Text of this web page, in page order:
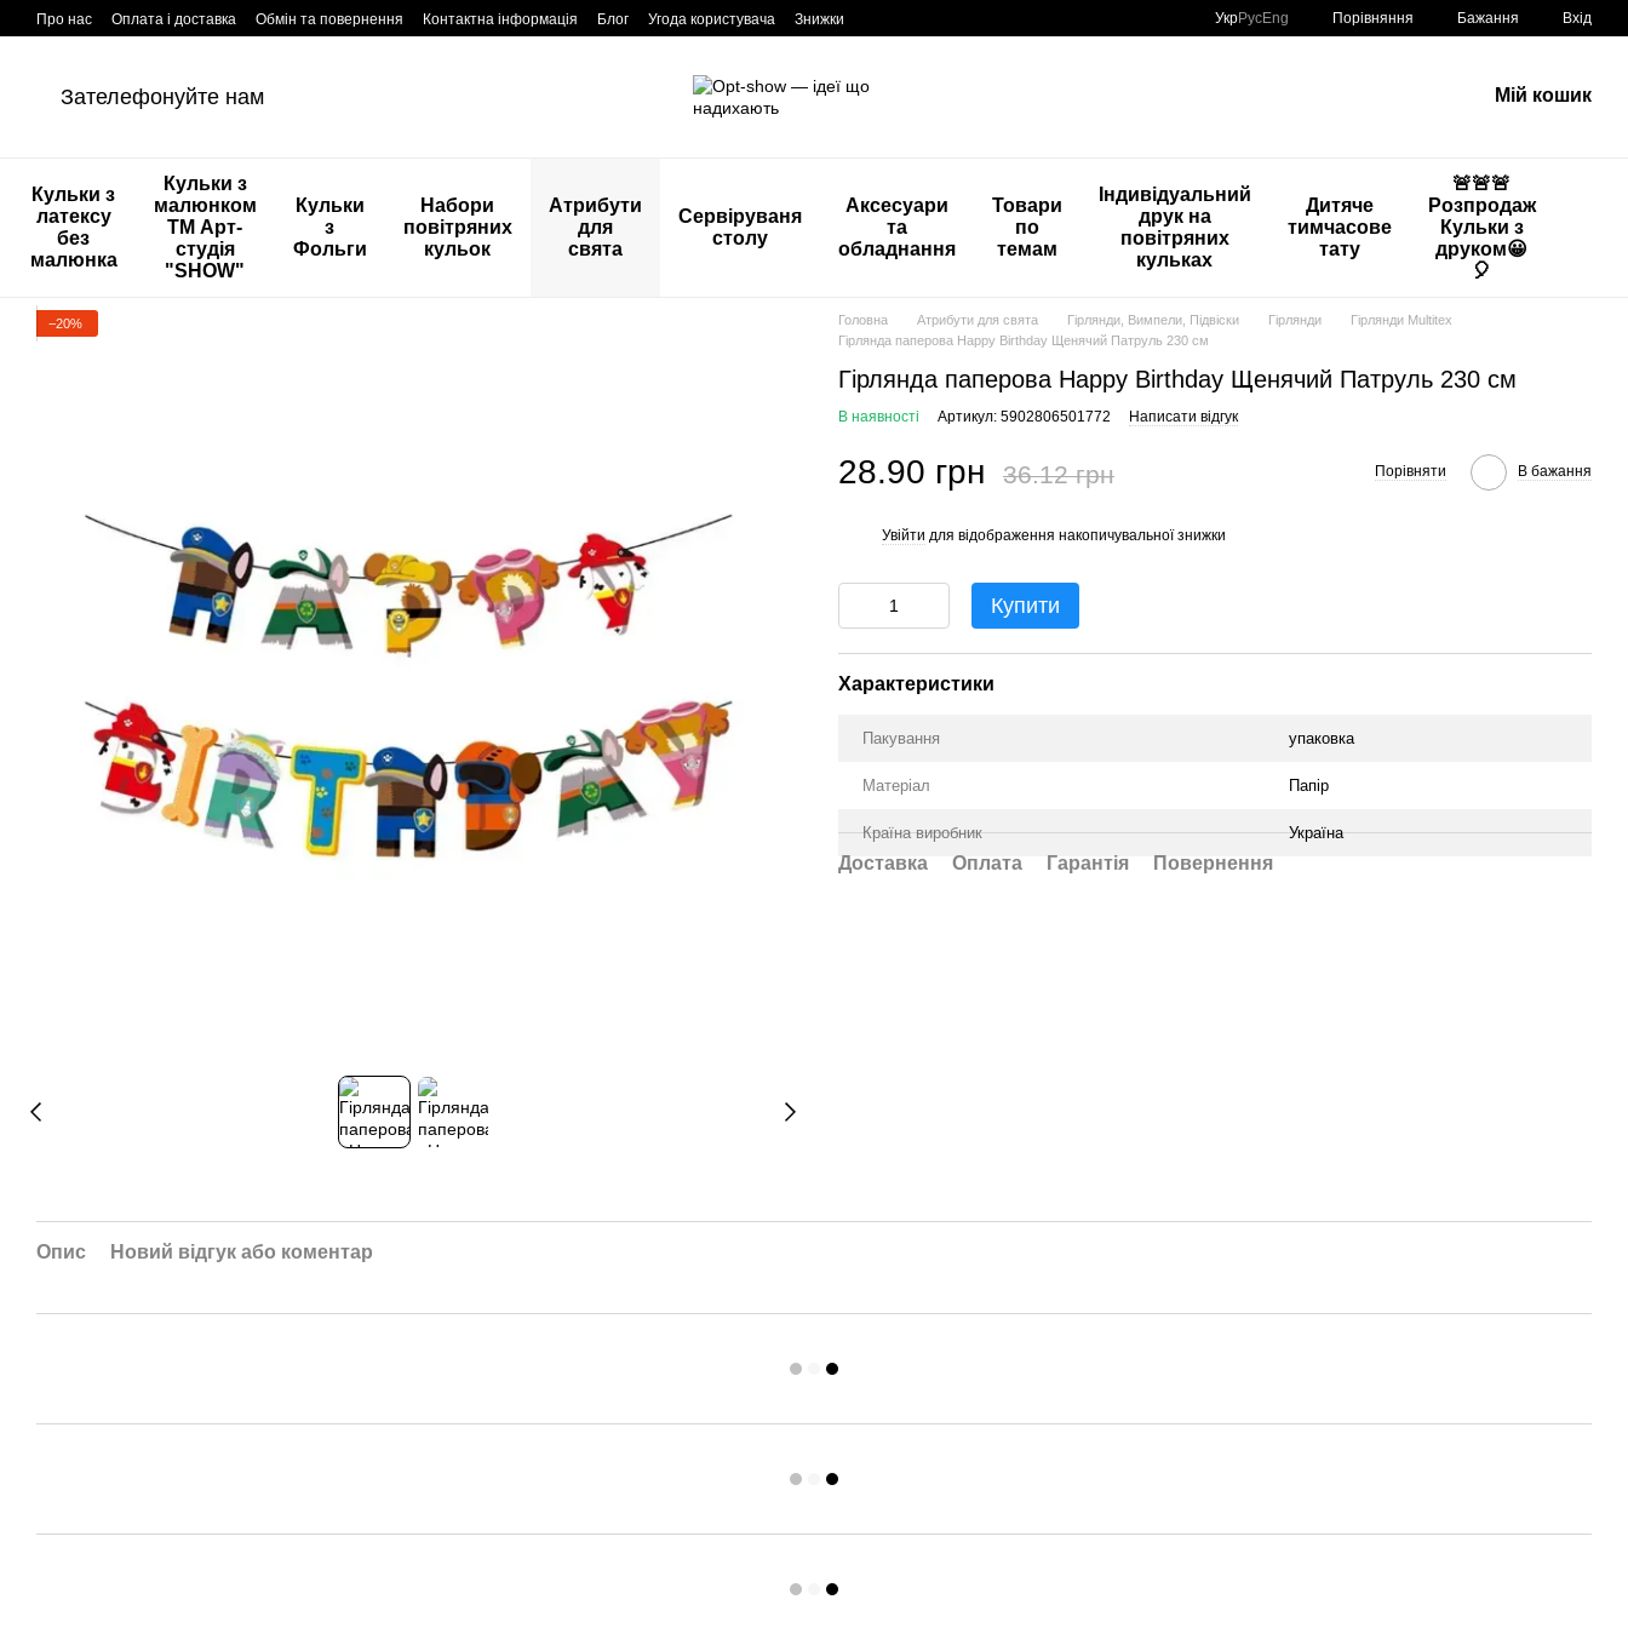
Перейти к основному контенту
Про нас Оплата і доставка Обмін та повернення Контактна інформація Блог Угода користувача Знижки УкрРусEng Порівняння Бажання Вхід
Зателефонуйте нам Мій кошик
Кульки з
латексу
без
малюнка
Кульки з
малюнком
ТМ Арт-
студія
"SHOW"
Кульки
з
Фольги
Набори
повітряних
кульок
Атрибути
для
свята
Сервіруваня
столу
Аксесуари
та
обладнання
Товари
по
темам
Індивідуальний
друк на
повітряних
кульках
Дитяче
тимчасове
тату
🚨🚨🚨
Розпродаж
Кульки з
друком😀
🎈
−20% Головна Атрибути для свята Гірлянди, Вимпели, Підвіски Гірлянди
Гірлянди Multitex
Гірлянда паперова Happy Birthday Щенячий Патруль 230 см
Гірлянда паперова Happy Birthday Щенячий Патруль 230 см
В наявності Артикул: 5902806501772 Написати відгук
28.90 грн 36.12 грн Порівняти В бажання
Увійти для відображення накопичувальної знижки
Купити
Характеристики
Пакування упаковка
Матеріал Папір
Країна виробник Україна
Доставка Оплата Гарантія Повернення
Опис Новий відгук або коментар